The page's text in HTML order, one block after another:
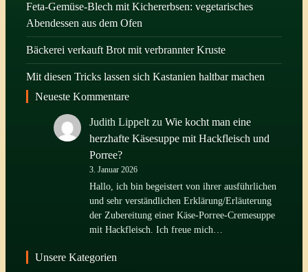
Feta-Gemüse-Blech mit Kichererbsen: vegetarisches
Abendessen aus dem Ofen
Bäckerei verkauft Brot mit verbrannter Kruste
Mit diesen Tricks lassen sich Kastanien haltbar machen
Neueste Kommentare
Judith Lippelt zu Wie kocht man eine
herzhafte Käsesuppe mit Hackfleisch und
Porree?
3. Januar 2026
Hallo, ich bin begeistert von ihrer ausführlichen
und sehr verständlichen Erklärung/Erläuterung
der Zubereitung einer Käse-Porree-Cremesuppe
mit Hackfleisch. Ich freue mich…
Unsere Kategorien